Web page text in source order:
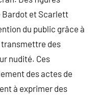
et Scarlett
du public grâce à
des
nudité. Ces
des actes de
à exprimer des